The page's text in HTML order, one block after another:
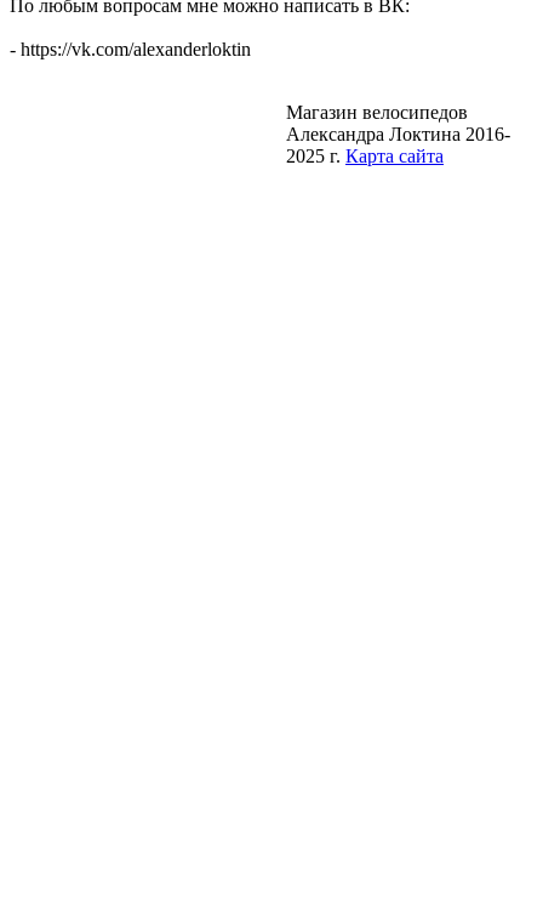
По любым вопросам мне можно написать в ВК:
- https://vk.com/alexanderloktin
Магазин велосипедов
Александра Локтина 2016-
2025 г. Карта сайта